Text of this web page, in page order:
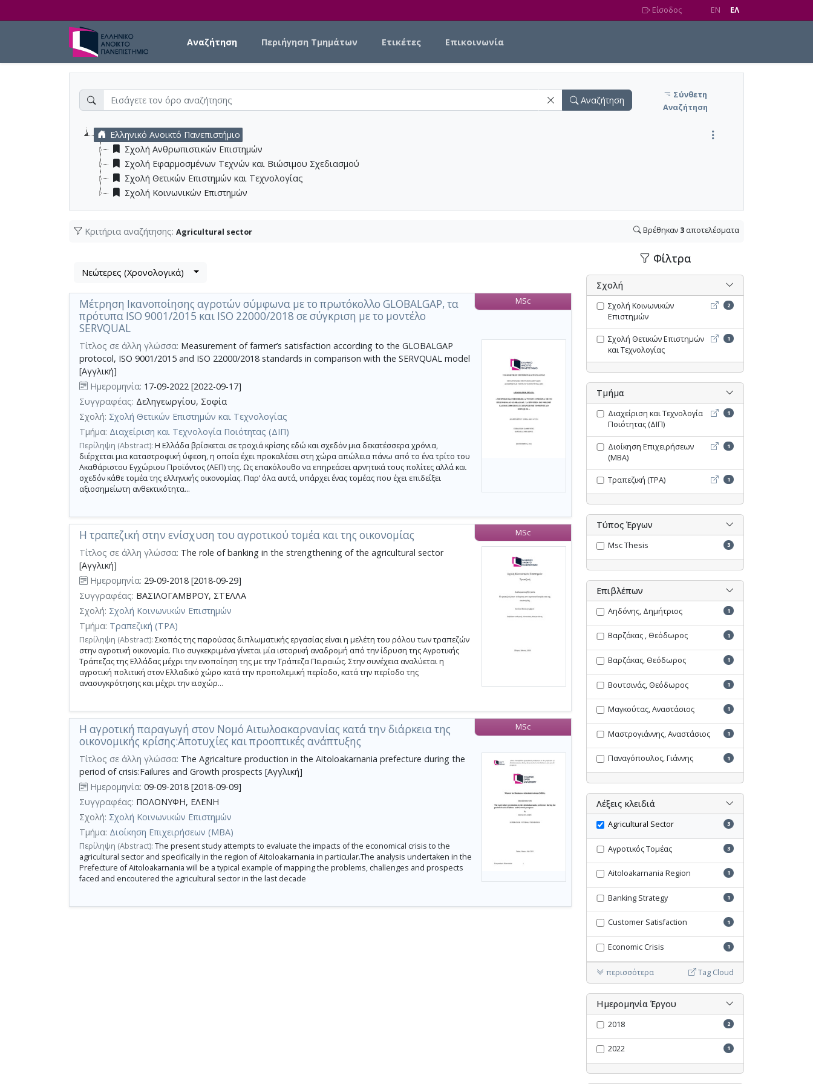
Είσοδος EN EΛ
Αναζήτηση Περιήγηση Τμημάτων Ετικέτες Επικοινωνία
Αναζήτηση
Σύνθετη
Αναζήτηση
Ελληνικό Ανοικτό Πανεπιστήμιο
Σχολή Ανθρωπιστικών Επιστημών
Σχολή Εφαρμοσμένων Τεχνών και Βιώσιμου Σχεδιασμού
Σχολή Θετικών Επιστημών και Τεχνολογίας
Σχολή Κοινωνικών Επιστημών
Κριτήρια αναζήτησης: Agricultural sector Βρέθηκαν 3 αποτελέσματα
Βρέθηκαν
αποτελέσματα
,
σύνολο
σελίδων
1.
Εφαρμοζόμενα
κριτήρια
Agricultural
sector
Ακύρωση
των
κριτηρίων
αναζήτησης
Περιορισμός
αποτελεσμάτων
με
χρήση
επιπλέον
κριτηρίων
αναζήτησης
Λίστα
τα
αποτελέσματα
αναζήτησης:
Νεώτερες (Χρονολογικά)
Μέτρηση Ικανοποίησης αγροτών σύμφωνα με το πρωτόκολλο GLOBALGAP, τα
πρότυπα ISO 9001/2015 και ISO 22000/2018 σε σύγκριση με το μοντέλο
SERVQUAL
MSc
Τίτλος σε άλλη γλώσσα: Measurement of farmer’s satisfaction according to the GLOBALGAP
protocol, ISO 9001/2015 and ISO 22000/2018 standards in comparison with the SERVQUAL model
[Αγγλική]
Ημερομηνία: 17-09-2022 [2022-09-17]
Συγγραφέας: Δεληγεωργίου, Σοφία
Σχολή: Σχολή Θετικών Επιστημών και Τεχνολογίας
Τμήμα: Διαχείριση και Τεχνολογία Ποιότητας (ΔΙΠ)
Περίληψη (Abstract): Η Ελλάδα βρίσκεται σε τροχιά κρίσης εδώ και σχεδόν μια δεκατέσσερα χρόνια,
διέρχεται μια καταστροφική ύφεση, η οποία έχει προκαλέσει στη χώρα απώλεια πάνω από το ένα τρίτο του
Ακαθάριστου Εγχώριου Προϊόντος (ΑΕΠ) της. Ως επακόλουθο να επηρεάσει αρνητικά τους πολίτες αλλά και
σχεδόν κάθε τομέα της ελληνικής οικονομίας. Παρ’ όλα αυτά, υπάρχει ένας τομέας που έχει επιδείξει
αξιοσημείωτη ανθεκτικότητα...
Η τραπεζική στην ενίσχυση του αγροτικού τομέα και της οικονομίας MSc
Τίτλος σε άλλη γλώσσα: The role of banking in the strengthening of the agricultural sector
[Αγγλική]
Ημερομηνία: 29-09-2018 [2018-09-29]
Συγγραφέας: ΒΑΣΙΛΟΓΑΜΒΡΟΥ, ΣΤΕΛΛΑ
Σχολή: Σχολή Κοινωνικών Επιστημών
Τμήμα: Τραπεζική (ΤΡΑ)
Περίληψη (Abstract): Σκοπός της παρούσας διπλωματικής εργασίας είναι η μελέτη του ρόλου των τραπεζών
στην αγροτική οικονομία. Πιο συγκεκριμένα γίνεται μία ιστορική αναδρομή από την ίδρυση της Αγροτικής
Τράπεζας της Ελλάδας μέχρι την ενοποίηση της με την Τράπεζα Πειραιώς. Στην συνέχεια αναλύεται η
αγροτική πολιτική στον Ελλαδικό χώρο κατά την προπολεμική περίοδο, κατά την περίοδο της
ανασυγκρότησης και μέχρι την εισχώρ...
Η αγροτική παραγωγή στον Νομό Αιτωλοακαρνανίας κατά την διάρκεια της
οικονομικής κρίσης:Αποτυχίες και προοπτικές ανάπτυξης
MSc
Τίτλος σε άλλη γλώσσα: The Agricalture production in the Aitoloakarnania prefecture during the
period of crisis:Failures and Growth prospects [Αγγλική]
Ημερομηνία: 09-09-2018 [2018-09-09]
Συγγραφέας: ΠΟΛΟΝΥΦΗ, ΕΛΕΝΗ
Σχολή: Σχολή Κοινωνικών Επιστημών
Τμήμα: Διοίκηση Επιχειρήσεων (MBA)
Περίληψη (Abstract): The present study attempts to evaluate the impacts of the economical crisis to the
agricultural sector and specifically in the region of Aitoloakarnania in particular.The analysis undertaken in the
Prefecture of Aitoloakarnania will be a typical example of mapping the problems, challenges and prospects
faced and encoutered the agricultural sector in the last decade
Φίλτρα
Σχολή
Σχολή Κοινωνικών
Επιστημών
Σχολή Κοινωνικών
2
Σχολή Θετικών Επιστημών
και Τεχνολογίας
Σχολή Θετικών
1
Τμήμα
Διαχείριση και Τεχνολογία
Ποιότητας (ΔΙΠ)
Διαχείριση και
1
Διοίκηση Επιχειρήσεων
(MBA)
Διοίκηση Επιχειρήσεων
1
Τραπεζική (ΤΡΑ) Τραπεζική (ΤΡΑ) - Opac
1
Τύπος Έργων
Msc Thesis 3
Επιβλέπων
Αηδόνης, Δημήτριος 1
Βαρζάκας , Θεόδωρος 1
Βαρζάκας, Θεόδωρος 1
Βουτσινάς, Θεόδωρος 1
Μαγκούτας, Αναστάσιος 1
Μαστρογιάννης, Αναστάσιος 1
Παναγόπουλος, Γιάννης 1
Λέξεις κλειδιά
Agricultural Sector 3
Αγροτικός Τομέας 3
Aitoloakarnania Region 1
Banking Strategy 1
Customer Satisfaction 1
Economic Crisis 1
περισσότερα Tag Cloud
Ημερομηνία Έργου
2018 2
2022 1